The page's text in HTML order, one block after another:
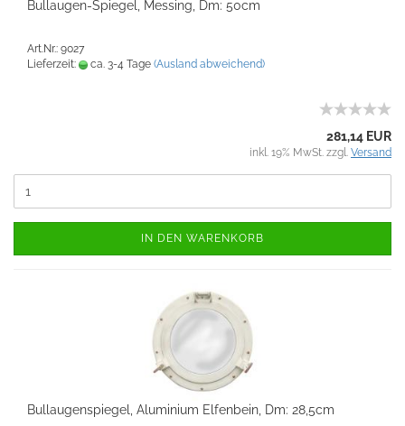
Bullaugen-Spiegel, Messing, Dm: 50cm
Art.Nr.: 9027
Lieferzeit:
ca. 3-4 Tage (Ausland abweichend)
281,14 EUR
inkl. 19% MwSt. zzgl. Versand
IN DEN WARENKORB
Bullaugenspiegel, Aluminium Elfenbein, Dm: 28,5cm